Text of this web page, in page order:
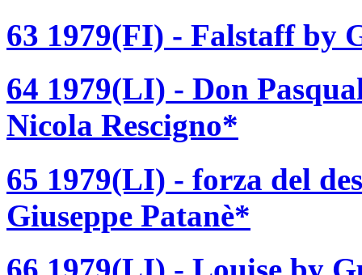
63 1979(FI) - Falstaff by
64 1979(LI) - Don
Nicola Rescigno*
65 1979(LI) - forza del
Giuseppe Patanè*